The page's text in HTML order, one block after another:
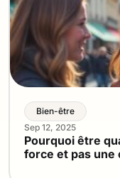
Bien-être
Sep 12, 2025
Pourquoi être
force et pas une